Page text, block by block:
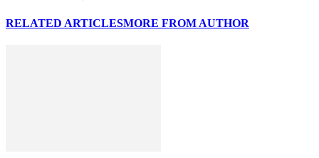
RELATED ARTICLESMORE FROM AUTHOR